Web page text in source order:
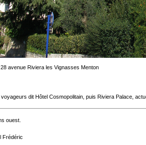
avenue Riviera les Vignasses Menton
dit Hôtel Cosmopolitain, puis Riviera Palace,
ouest.
Frédéric